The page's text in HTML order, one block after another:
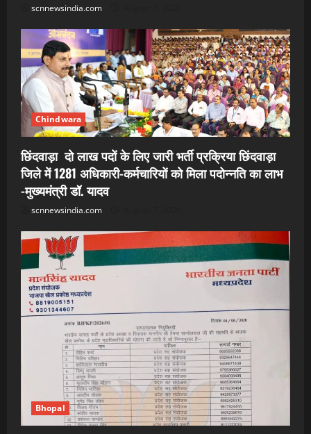
scnnewsindia.com
Chindwara
छिंदवाड़ा दो लाख पदों के लिए जारी भर्ती प्रक्रिया छिंदवाड़ा
जिले में 1281 अधिकारी-कर्मचारियों को मिला पदोन्नति का लाभ
-मुख्यमंत्री डॉ. यादव
scnnewsindia.com
Bhopal